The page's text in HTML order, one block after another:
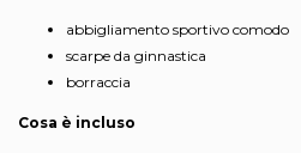
abbigliamento sportivo comodo
scarpe da ginnastica
borraccia
Cosa è incluso